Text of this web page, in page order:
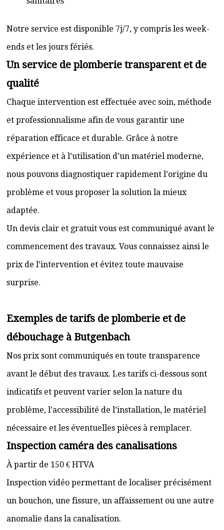
Notre service est disponible 7j/7, y compris les week-
ends et les jours fériés.
Un service de plomberie transparent et de
qualité
Chaque intervention est effectuée avec soin, méthode
et professionnalisme afin de vous garantir une
réparation efficace et durable. Grâce à notre
expérience et à l’utilisation d’un matériel moderne,
nous pouvons diagnostiquer rapidement l’origine du
problème et vous proposer la solution la mieux
adaptée.
Un devis clair et gratuit vous est communiqué avant le
commencement des travaux. Vous connaissez ainsi le
prix de l’intervention et évitez toute mauvaise
surprise.
Exemples de tarifs de plomberie et de
débouchage à Butgenbach
Nos prix sont communiqués en toute transparence
avant le début des travaux. Les tarifs ci-dessous sont
indicatifs et peuvent varier selon la nature du
problème, l’accessibilité de l’installation, le matériel
nécessaire et les éventuelles pièces à remplacer.
Inspection caméra des canalisations
À partir de 150 € HTVA
Inspection vidéo permettant de localiser précisément
un bouchon, une fissure, un affaissement ou une autre
anomalie dans la canalisation.